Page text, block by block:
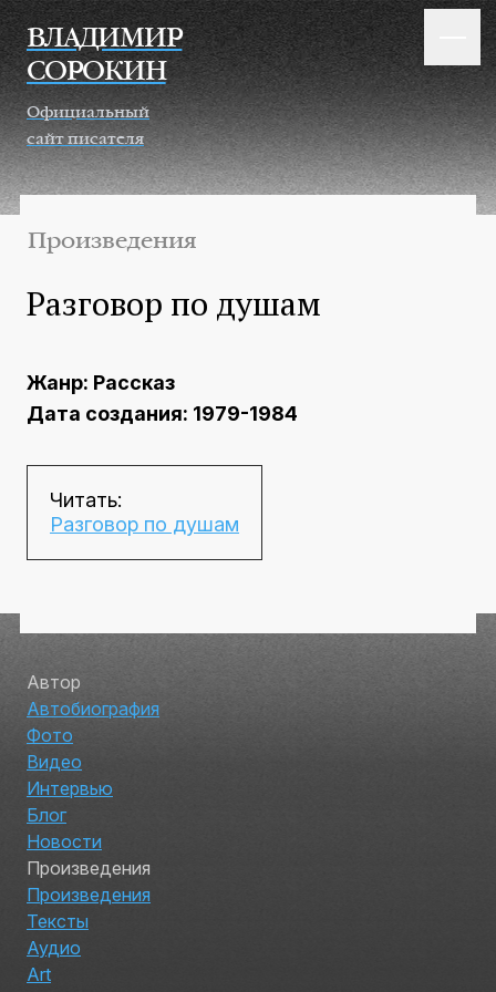
Перейти к основному содержанию
ВЛАДИМИР
СОРОКИН
Официальный
сайт писателя
Произведения
Разговор по душам
Жанр: Рассказ
Дата создания: 1979-1984
Читать:
Разговор по душам
Автор
Автобиография
Фото
Видео
Интервью
Блог
Новости
Произведения
Произведения
Тексты
Аудио
Art